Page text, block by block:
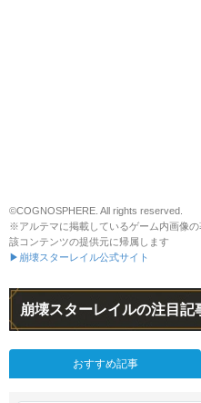
©COGNOSPHERE. All rights reserved.
※アルテマに掲載しているゲーム内画像
該コンテンツの提供元に帰属します
▶崩壊スターレイル公式サイト
崩壊スターレイルの注目記
おすすめ記事